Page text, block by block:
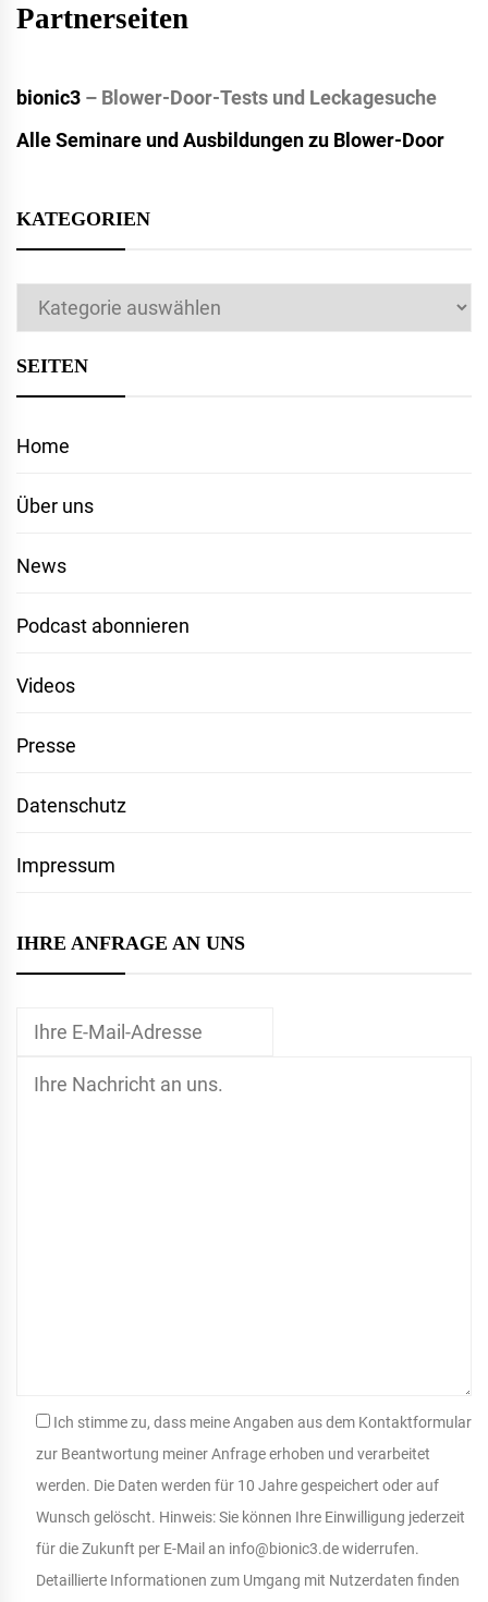
Partnerseiten
bionic3 – Blower-Door-Tests und Leckagesuche
Alle Seminare und Ausbildungen zu Blower-Door
KATEGORIEN
Kategorien
SEITEN
Home
Über uns
News
Podcast abonnieren
Videos
Presse
Datenschutz
Impressum
IHRE ANFRAGE AN UNS
Ich stimme zu, dass meine Angaben aus dem Kontaktformular
zur Beantwortung meiner Anfrage erhoben und verarbeitet
werden. Die Daten werden für 10 Jahre gespeichert oder auf
Wunsch gelöscht. Hinweis: Sie können Ihre Einwilligung jederzeit
für die Zukunft per E-Mail an info@bionic3.de widerrufen.
Detaillierte Informationen zum Umgang mit Nutzerdaten finden